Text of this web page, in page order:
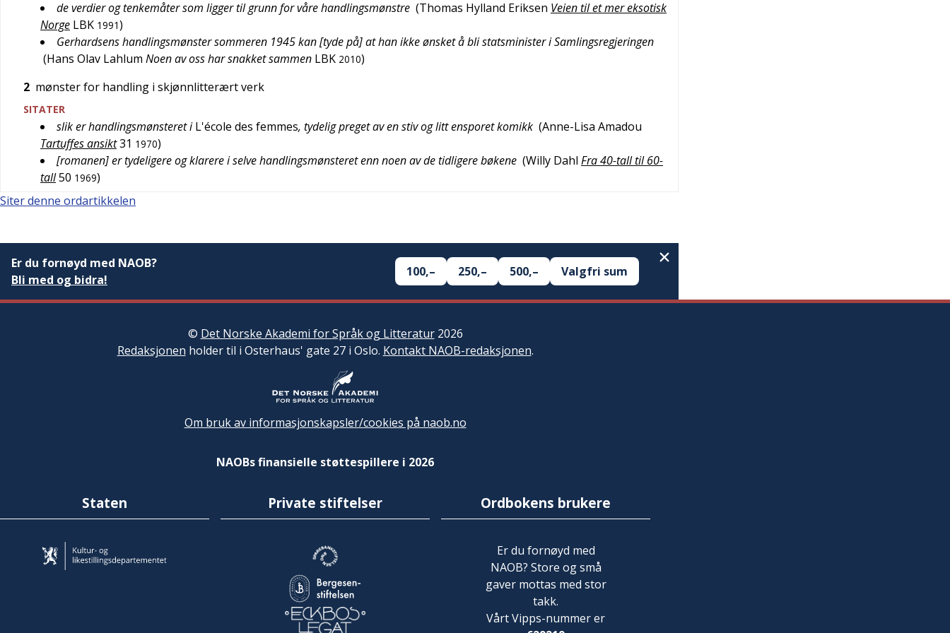
de verdier og tenkemåter som ligger til grunn for våre handlingsmønstre (Thomas Hylland Eriksen Veien til et mer eksotisk
Norge LBK 1991)
Gerhardsens handlingsmønster sommeren 1945 kan [tyde på] at han ikke ønsket å bli statsminister i Samlingsregjeringen
(Hans Olav Lahlum Noen av oss har snakket sammen LBK 2010)
2 mønster for handling i skjønnlitterært verk
SITATER
slik er handlingsmønsteret iL'école des femmes, tydelig preget av en stiv og litt ensporet komikk (Anne-Lisa Amadou
Tartuffes ansikt31 1970)
[romanen] er tydeligere og klarere i selve handlingsmønsteret enn noen av de tidligere bøkene (Willy Dahl Fra 40-tall til 60-
tall50 1969)
Siter denne ordartikkelen
Er du fornøyd med NAOB?
Bli med og bidra!
100,– 250,– 500,– Valgfri sum
© Det Norske Akademi for Språk og Litteratur2026
Redaksjonen holder til i Osterhaus' gate 27 i Oslo. Kontakt NAOB-redaksjonen.
Om bruk av informasjonskapsler/cookies på naob.no
NAOBs finansielle støttespillere i 2026
Staten Private stiftelser Ordbokens brukere
Er du fornøyd med
NAOB? Store og små
gaver mottas med stor
takk.
Vårt Vipps-nummer er